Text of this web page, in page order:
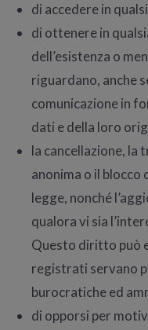
di accedere in
di ottenere in
dell’esistenza o
riguardano, anche
comunicazione in
dati e della loro
la cancellazione, la
anonima o il
legge, nonché
qualora vi sia
Questo diritto può
registrati servano
burocratiche ed
di opporsi per